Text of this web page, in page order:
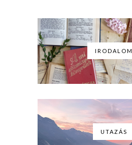
IRODALOM
UTAZÁS